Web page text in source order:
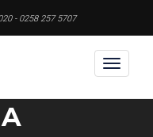
- 0258 257 5707
Toggle